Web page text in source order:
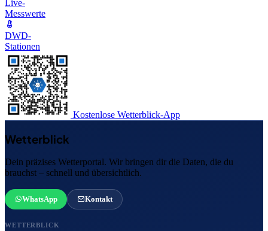
Live-
Messwerte
DWD-
Stationen
Kostenlose Wetterblick-App
Wetterblick
Dein präzises Wetterportal. Wir bringen dir die Daten, die du
brauchst – schnell und übersichtlich.
WhatsApp Kontakt
WETTERBLICK